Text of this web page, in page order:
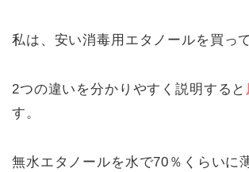
私は、安い消毒用エタノールを買っ
2つの違いを分かりやすく説明すると
す。
無水エタノールを水で70％くらいに